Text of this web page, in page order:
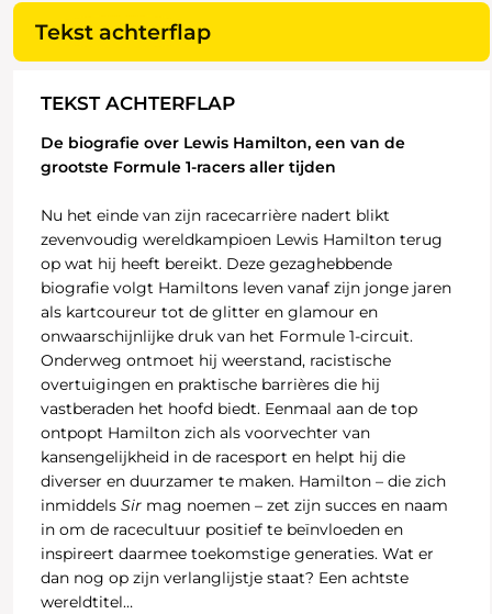
Tekst achterflap
TEKST ACHTERFLAP
De biografie over Lewis Hamilton, een van de
grootste Formule 1-racers aller tijden
Nu het einde van zijn racecarrière nadert blikt
zevenvoudig wereldkampioen Lewis Hamilton terug
op wat hij heeft bereikt. Deze gezaghebbende
biografie volgt Hamiltons leven vanaf zijn jonge jaren
als kartcoureur tot de glitter en glamour en
onwaarschijnlijke druk van het Formule 1-circuit.
Onderweg ontmoet hij weerstand, racistische
overtuigingen en praktische barrières die hij
vastberaden het hoofd biedt. Eenmaal aan de top
ontpopt Hamilton zich als voorvechter van
kansengelijkheid in de racesport en helpt hij die
diverser en duurzamer te maken. Hamilton – die zich
inmiddels Sirmag noemen – zet zijn succes en naam
in om de racecultuur positief te beïnvloeden en
inspireert daarmee toekomstige generaties. Wat er
dan nog op zijn verlanglijstje staat? Een achtste
wereldtitel…